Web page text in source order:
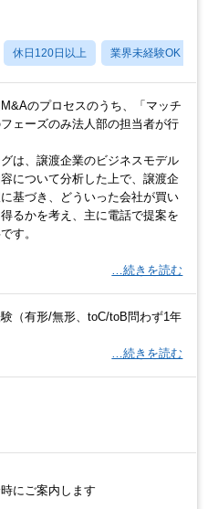
休日120日以上 業界未経験OK
のプロセスのうち、「マッチ
ェーズのみ法人部の担当者が行
は、譲渡企業のビジネスモデル
について分析した上で、譲渡企
基づき、どういった会社が買い
るかを考え、主に電話で提案を
す。
…続きを読む
（有形/無形、toC/toB問わず1年
…続きを読む
にご案内します